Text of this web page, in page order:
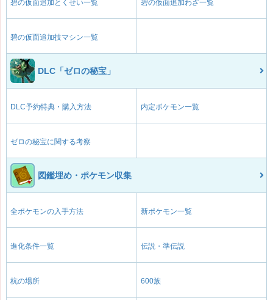
碧の仮面追加とくせい一覧 碧の仮面追加わざ一覧
碧の仮面追加技マシン一覧
DLC「ゼロの秘宝」
DLC予約特典・購入方法 内定ポケモン一覧
ゼロの秘宝に関する考察
図鑑埋め・ポケモン収集
全ポケモンの入手方法 新ポケモン一覧
進化条件一覧 伝説・準伝説
杭の場所 600族